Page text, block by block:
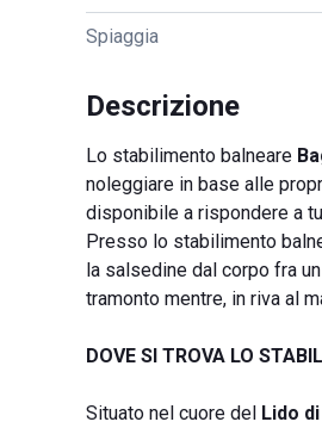
Spiaggia
Descrizione
Lo stabilimento balneare
noleggiare in base alle
disponibile a rispondere a
Presso lo stabilimento
la salsedine dal corpo fra
tramonto mentre, in riva al
DOVE SI TROVA LO
Situato nel cuore del Lido